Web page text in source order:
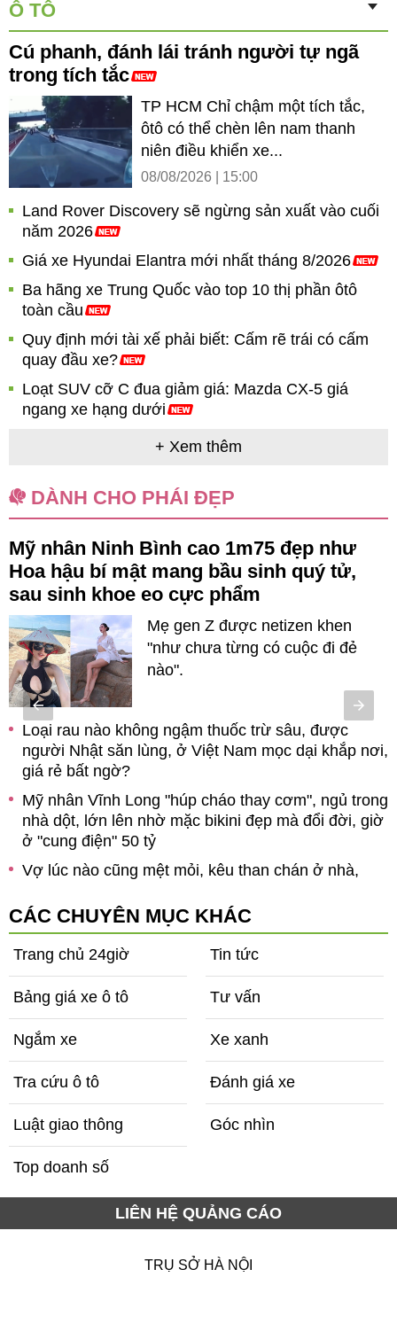
Ô TÔ
Cú phanh, đánh lái tránh người tự ngã
trong tích tắc
TP HCM Chỉ chậm một tích tắc,
ôtô có thể chèn lên nam thanh
niên điều khiển xe...
08/08/2026 | 15:00
Land Rover Discovery sẽ ngừng sản xuất vào cuối
năm 2026
Giá xe Hyundai Elantra mới nhất tháng 8/2026
Ba hãng xe Trung Quốc vào top 10 thị phần ôtô
toàn cầu
Quy định mới tài xế phải biết: Cấm rẽ trái có cấm
quay đầu xe?
Loạt SUV cỡ C đua giảm giá: Mazda CX-5 giá
ngang xe hạng dưới
+ Xem thêm
DÀNH CHO PHÁI ĐẸP
Mỹ nhân Ninh Bình cao 1m75 đẹp như
Hoa hậu bí mật mang bầu sinh quý tử,
sau sinh khoe eo cực phẩm
Mẹ gen Z được netizen khen
"như chưa từng có cuộc đi đẻ
nào".
Loại rau nào không ngậm thuốc trừ sâu, được
người Nhật săn lùng, ở Việt Nam mọc dại khắp nơi,
giá rẻ bất ngờ?
Mỹ nhân Vĩnh Long "húp cháo thay cơm", ngủ trong
nhà dột, lớn lên nhờ mặc bikini đẹp mà đổi đời, giờ
ở "cung điện" 50 tỷ
Vợ lúc nào cũng mệt mỏi, kêu than chán ở nhà,
CÁC CHUYÊN MỤC KHÁC
Trang chủ 24giờ Tin tức
Bảng giá xe ô tô Tư vấn
Ngắm xe Xe xanh
Tra cứu ô tô Đánh giá xe
Luật giao thông Góc nhìn
Top doanh số
LIÊN HỆ QUẢNG CÁO
TRỤ SỞ HÀ NỘI